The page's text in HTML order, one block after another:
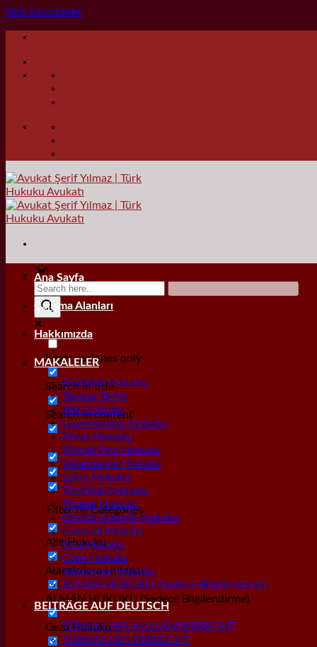
Skip to content
Exact matches only
Search in title
Search in content
Filter by Categories
Aile Hukuku
Alacak/İcra Hukuku
ALMAN HUKUKU (Sadece Bilgilendirme)
Ceza Hukuku
Ana Sayfa
Çalışma Alanları
Hakkımızda
MAKALELER
Emeklilik Hukuku
Tanıma Tenfiz
Aile Hukuku
Gayrımenkul Hukuku
Miras Hukuku
Alacak/İcra Hukuku
Vatandaşlık Hukuku
Şahıs Hukuku
Tazminat Hukuku
Ticaret Hukuku
Dövizli Askerlik Hukuku
Gümrük Hukuku
Kira Hukuku
Ceza Hukuku
Yabancılar Hukuku
ALMAN HUKUKU (Sadece Bilgilendirme)
BEITRÄGE AUF DEUTSCH
TÜRKISCHES AUSLÄNDERRECHT
TÜRKISCHES ERBRECHT